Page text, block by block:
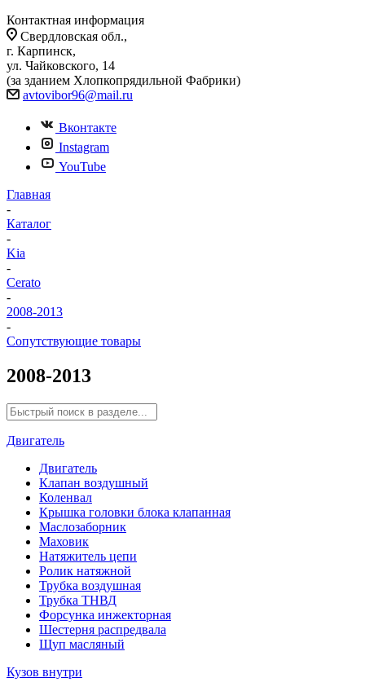
Контактная информация
Свердловская обл.,
г. Карпинск,
ул. Чайковского, 14
(за зданием Хлопкопрядильной Фабрики)
avtovibor96@mail.ru
Вконтакте
Instagram
YouTube
Главная
-
Каталог
-
Kia
-
Cerato
-
2008-2013
-
Сопутствующие товары
2008-2013
Двигатель
Двигатель
Клапан воздушный
Коленвал
Крышка головки блока клапанная
Маслозаборник
Маховик
Натяжитель цепи
Ролик натяжной
Трубка воздушная
Трубка ТНВД
Форсунка инжекторная
Шестерня распредвала
Щуп масляный
Кузов внутри